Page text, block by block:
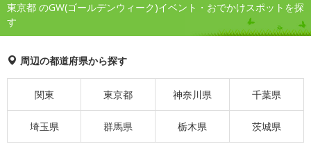
東京都 のGW(ゴールデンウィーク)イベント・おでかけスポットを探
す
周辺の都道府県から探す
関東 東京都 神奈川県 千葉県
埼玉県 群馬県 栃木県 茨城県